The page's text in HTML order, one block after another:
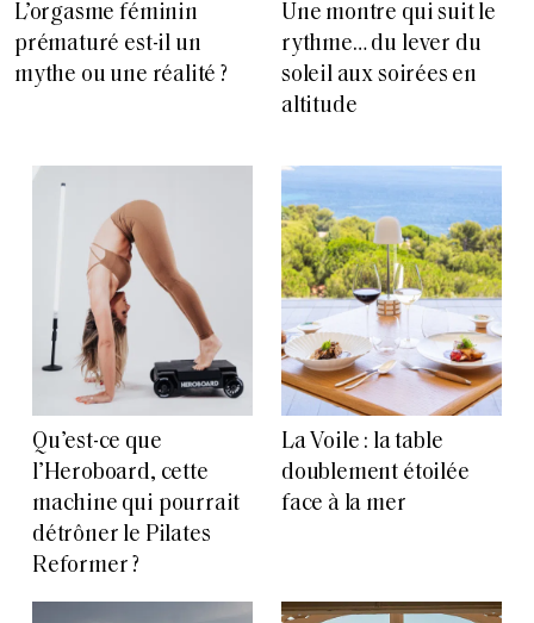
L’orgasme féminin
prématuré est-il un
mythe ou une réalité ?
Une montre qui suit le
rythme… du lever du
soleil aux soirées en
altitude
Qu’est-ce que
l’Heroboard, cette
machine qui pourrait
détrôner le Pilates
Reformer ?
La Voile : la table
doublement étoilée
face à la mer